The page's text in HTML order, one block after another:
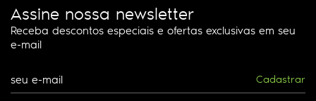
Assine nossa newsletter
Receba descontos especiais e ofertas exclusivas em seu
e-mail
Cadastrar